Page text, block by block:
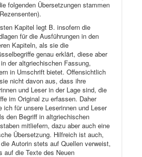
folgenden Übersetzungen stammen
Kapitel legt B. insofern die
für die Ausführungen in den
Kapiteln, als sie die
genau erklärt, diese aber
der altgriechischen Fassung,
in Umschrift bietet. Offensichtlich
nicht davon aus, dass ihre
und Leser in der Lage sind, die
im Original zu erfassen. Daher
ich für unsere Leserinnen und Leser
den Begriff in altgriechischen
mitliefern, dazu aber auch eine
Übersetzung. Hilfreich ist auch,
Autorin stets auf Quellen verweist,
auf die Texte des Neuen